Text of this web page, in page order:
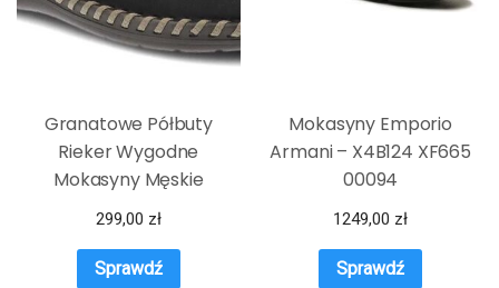
Granatowe Półbuty
Rieker Wygodne
Mokasyny Męskie
299,00 zł
Sprawdź
Mokasyny Emporio
Armani – X4B124 XF665
00094
1249,00 zł
Sprawdź